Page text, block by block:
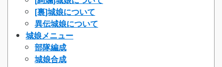
[裏]城娘について
異伝城娘について
城娘メニュー
部隊編成
城娘合成